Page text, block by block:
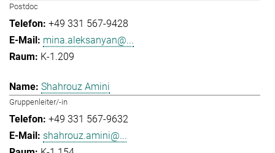
Postdoc
+49 331 567-9428
mina.aleksanyan@...
K-1.209
Shahrouz Amini
Gruppenleiter/-in
+49 331 567-9632
shahrouz.amini@...